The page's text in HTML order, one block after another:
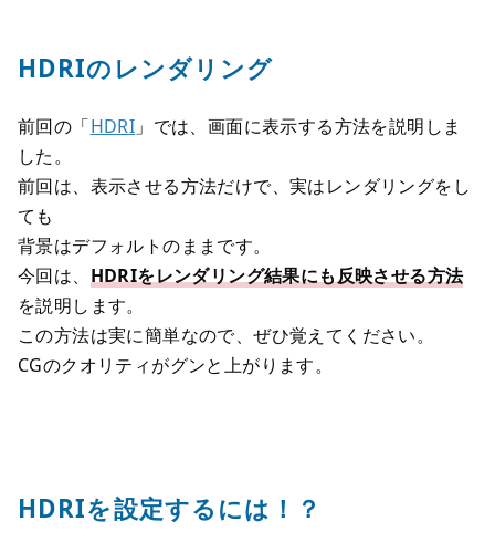
HDRIのレンダリング
前回の「HDRI」では、画面に表示する方法を説明しま
した。
前回は、表示させる方法だけで、実はレンダリングをし
ても
背景はデフォルトのままです。
今回は、 HDRIをレンダリング結果にも反映させる方法
を説明します。
この方法は実に簡単なので、ぜひ覚えてください。
CGのクオリティがグンと上がります。
HDRIを設定するには！？